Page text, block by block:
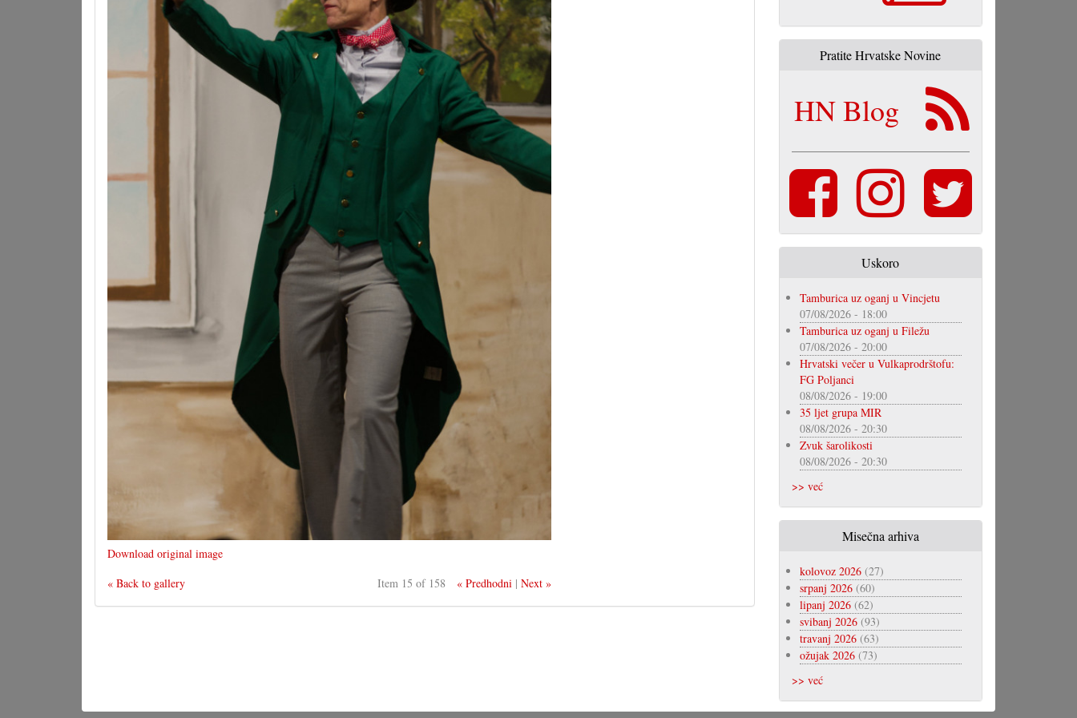
Download original image
« Back to gallery
Item 15 of 158 « Predhodni |Next »
Pratite Hrvatske Novine
HN Blog
Uskoro
Tamburica uz oganj u Vincjetu
07/08/2026 - 18:00
Tamburica uz oganj u Filežu
07/08/2026 - 20:00
Hrvatski večer u Vulkaprodrštofu:
FG Poljanci
08/08/2026 - 19:00
35 ljet grupa MIR
08/08/2026 - 20:30
Zvuk šarolikosti
08/08/2026 - 20:30
>> već
Misečna arhiva
kolovoz 2026(27)
srpanj 2026(60)
lipanj 2026(62)
svibanj 2026(93)
travanj 2026(63)
ožujak 2026(73)
>> već